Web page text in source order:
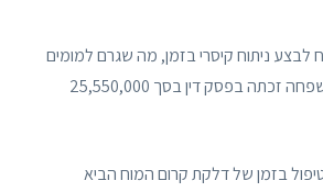
לבצע ניתוח קיסרי בזמן, מה שגרם למומים
חמורים לתינוק, והמשפחה זכתה בפסק דין בסך 25,550,000
בזמן של דלקת קרום המוח הביא